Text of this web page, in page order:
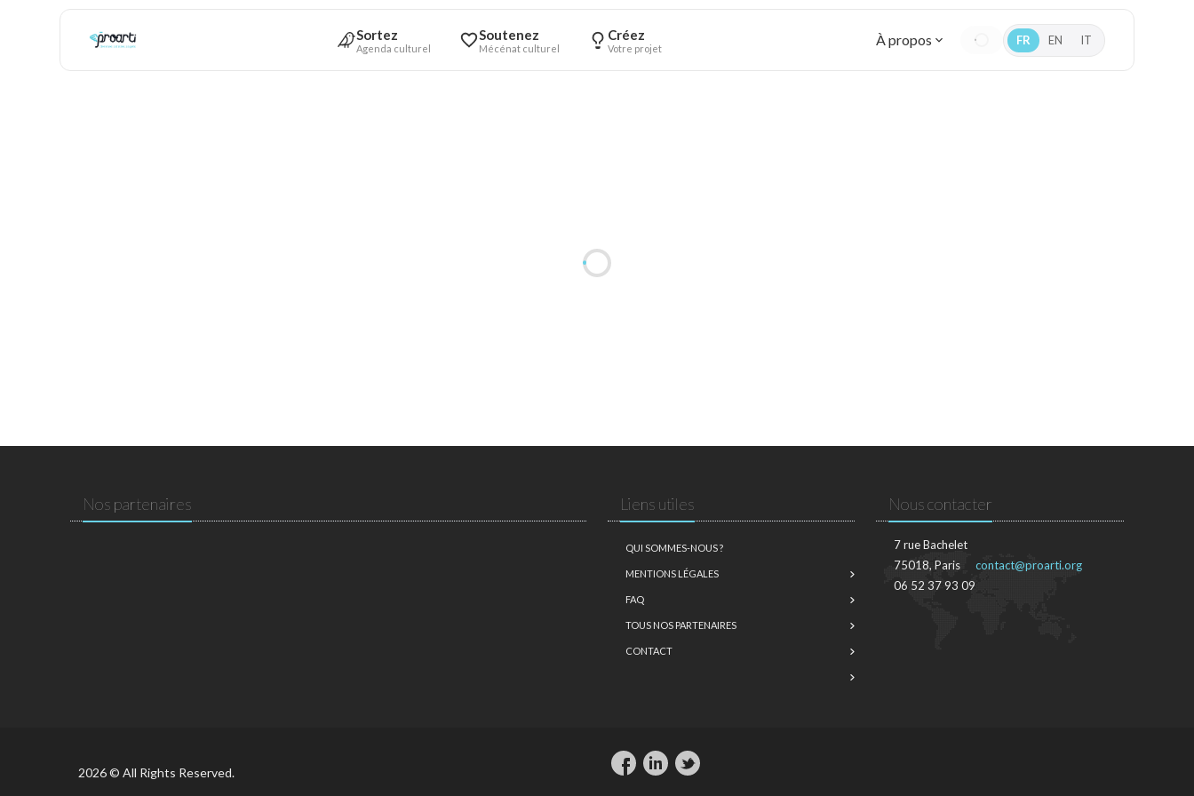
Sortez
Agenda culturel
Soutenez
Mécénat culturel
Créez
Votre projet À propos FR EN IT
Nos partenaires Liens utiles
QUI SOMMES-NOUS ?
MENTIONS LÉGALES
FAQ
TOUS NOS PARTENAIRES
CONTACT
Nous contacter
7 rue Bachelet
75018, Paris
06 52 37 93 09
contact@proarti.org
2026 © All Rights Reserved.